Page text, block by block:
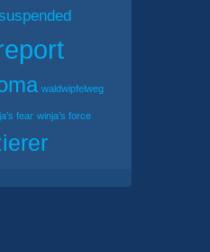
suspended
waldwipfelweg
fear winja’s force